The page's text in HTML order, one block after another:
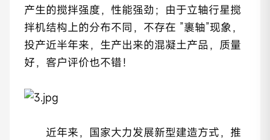
产生的搅拌强度，性能强劲；由于立轴行星搅
拌机结构上的分布不同，不存在 ”裹轴”现象，
投产近半年来，生产出来的混凝土产品，质量
好，客户评价也不错！
近年来，国家大力发展新型建造方式，推